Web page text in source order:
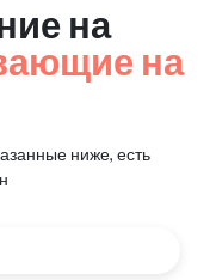
на
на
ниже, есть